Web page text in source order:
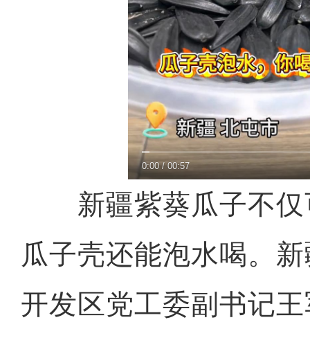
0:00/00:57
新疆紫葵瓜子不仅
瓜子壳还能泡水喝。
开发区党工委副书记
【新疆故事】掐丝珐琅非